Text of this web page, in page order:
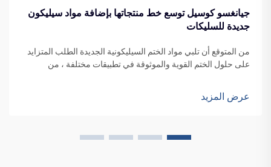
جيانغسو كوسيل توسع خط منتجاتها بإضافة مواد سيليكون
جديدة للسليكات
من المتوقع أن تلبي مواد الختم السيليكونية الجديدة الطلب المتزايد
على حلول الختم القوية والموثوقة في تطبيقات مختلفة ، من
عرض المزيد